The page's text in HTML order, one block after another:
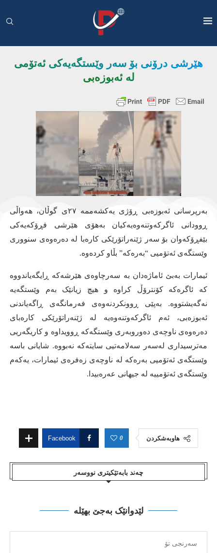
هێرشی درۆنی بۆ سەر وێستگەیەکی ئەتۆمی
لە ئەبوزەبی
بەرپرسانی ئەبوزەبی ڕۆژی یەکشەممە ٢٧ی گوڵان، هەواڵی
ڕوودانی ئاگرکەوتنەوەیەکیان بەهۆی هێرشی فڕۆکەیەکی
بێفڕۆکەوان بۆ سەر ژێنەراتۆرێکی کارەبا لە دەرەوەی سنووری
وێستگەی ئەتۆمیی “بەرەکە” بڵاو کردەوە.
ئیمارات بەبێ ئاماژەدان بە سەرچاوەی هێرشەکە ڕایگەیاندووە
کە ئاگرەکە کۆنترۆڵ کراوە و هیچ زیانێک بەم وێستگەیە
نەگەیشتووە. بەپێی ڕوونکردنەوەی فەرمانگەی ڕاگەیاندنی
ئەبوزەبی، ئەم ئاگرکەوتنەوەیە لە ژێنەراتۆرێکی کارەبای
دەرەوەی ناوچەی دەوروبەری وێستگەکە ڕوویداوە و کاریگەریی
مەترسیداری لەسەر سەلامەتیی سایتەکە نەبووە. شایانی باسە
وێستگەی ئەتۆمیی بەرەکە لە ناوچەی زەفرەی ئیمارات، یەکەم
وێستگەی ئەتۆمییە لە جیهانی عەرەبیدا .
هاوبەشکردن 0
Facebook
چەند بابەتێکیتری نووسەر
لێدوانێک بەجێ بهێلە